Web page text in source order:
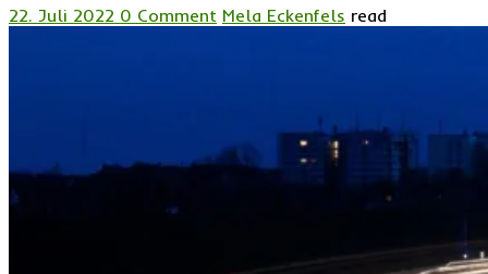
22. Juli 2022 0 Comment Mela Eckenfels read